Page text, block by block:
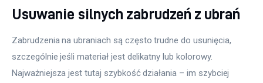
Usuwanie silnych zabrudzeń z ubrań
Zabrudzenia na ubraniach są często trudne do usunięcia,
szczególnie jeśli materiał jest delikatny lub kolorowy.
Najważniejsza jest tutaj szybkość działania – im szybciej